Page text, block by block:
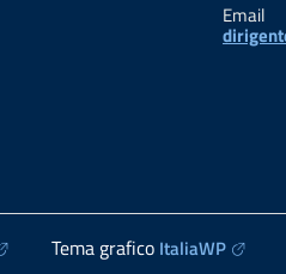
Email
Tema grafico ItaliaWP